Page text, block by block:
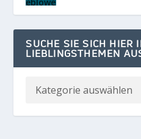
SUCHE SIE SICH HIER
LIEBLINGSTHEMEN